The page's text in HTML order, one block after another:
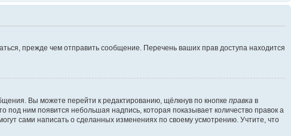
прежде чем отправить сообщение. Перечень ваших прав доступа находится
Вы можете перейти к редактированию, щёлкнув по кнопке правка в
под ним появится небольшая надпись, которая показывает количество правок а
сами написать о сделанных изменениях по своему усмотрению. Учтите, что